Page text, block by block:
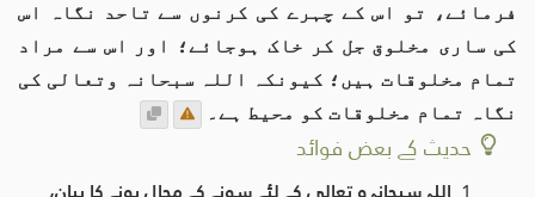
فرمائے، تو اس کے چہرے کی کرنوں سے تاحد نگاہ اس
کی ساری مخلوق جل کر خاک ہوجائے؛ اور اس سے مراد
تمام مخلوقات ہیں؛ کیونکہ اللہ سبحانہ وتعالی کی
نگاہ تمام مخلوقات کو محیط ہے۔
حدیث کے بعض فوائد